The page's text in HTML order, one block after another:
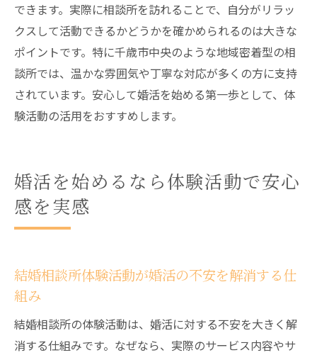
結婚相談所体験活動が婚活の第一歩におす
すめな理由
千歳市で結婚相談所体験に参加する価値と
は
体験活動が婚活への心理的ハードルを下げ
る効果
結婚相談所体験活動が婚活成功に導く秘訣
千歳市中央で体験できる結婚相談所の魅力
結婚相談所体験でパートナー探しが身近になる
結婚相談所体験活動がパートナー探しを現
由
できます。実際に相談所を訪れることで、自分がリラッ
クスして活動できるかどうかを確かめられるのは大きな
ポイントです。特に千歳市中央のような地域密着型の相
談所では、温かな雰囲気や丁寧な対応が多くの方に支持
されています。安心して婚活を始める第一歩として、体
験活動の活用をおすすめします。
婚活を始めるなら体験活動で安心
感を実感
結婚相談所体験活動が婚活の不安を解消する仕
組み
結婚相談所の体験活動は、婚活に対する不安を大きく解
消する仕組みです。なぜなら、実際のサービス内容やサ